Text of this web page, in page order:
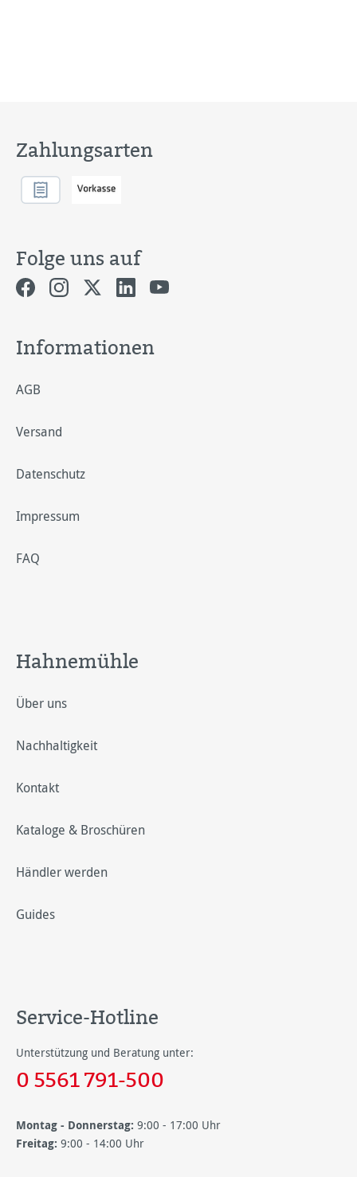
Zahlungsarten
Folge uns auf
Informationen
AGB
Versand
Datenschutz
Impressum
FAQ
Hahnemühle
Über uns
Nachhaltigkeit
Kontakt
Kataloge & Broschüren
Händler werden
Guides
Service-Hotline
Unterstützung und Beratung unter:
0 5561 791-500
Montag - Donnerstag: 9:00 - 17:00 Uhr
Freitag: 9:00 - 14:00 Uhr